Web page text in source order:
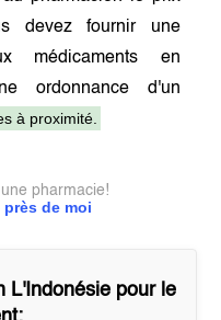
devez fournir une
médicaments en
ordonnance d'un
à proximité.
de moi
pharmacie!
L'Indonésiepour le